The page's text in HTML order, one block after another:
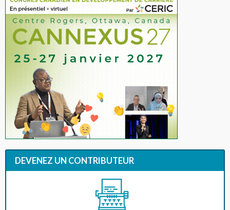
DEVENEZ UN CONTRIBUTEUR